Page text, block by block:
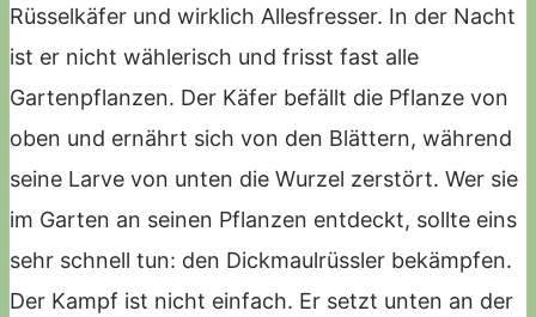
Rüsselkäfer und wirklich Allesfresser. In der Nacht
ist er nicht wählerisch und frisst fast alle
Gartenpflanzen. Der Käfer befällt die Pflanze von
oben und ernährt sich von den Blättern, während
seine Larve von unten die Wurzel zerstört. Wer sie
im Garten an seinen Pflanzen entdeckt, sollte eins
sehr schnell tun: den Dickmaulrüssler bekämpfen.
Der Kampf ist nicht einfach. Er setzt unten an der